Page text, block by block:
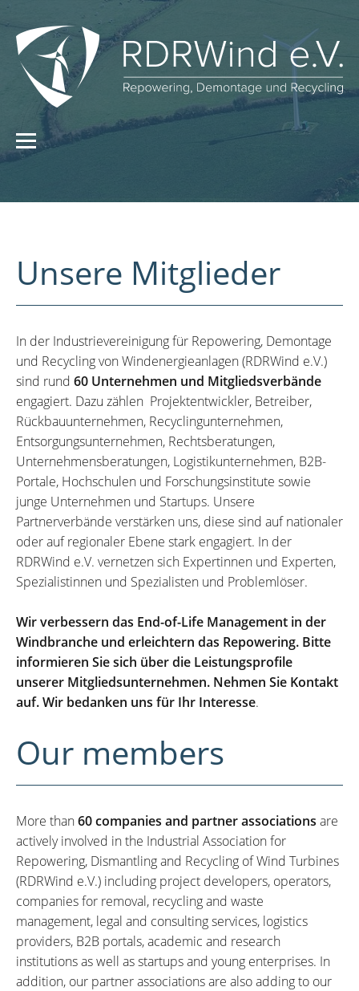
Unsere Mitglieder
In der Industrievereinigung für Repowering, Demontage
und Recycling von Windenergieanlagen (RDRWind e.V.)
sind rund 60 Unternehmen und Mitgliedsverbände
engagiert. Dazu zählen Projektentwickler, Betreiber,
Rückbauunternehmen, Recyclingunternehmen,
Entsorgungsunternehmen, Rechtsberatungen,
Unternehmensberatungen, Logistikunternehmen, B2B-
Portale, Hochschulen und Forschungsinstitute sowie
junge Unternehmen und Startups. Unsere
Partnerverbände verstärken uns, diese sind auf nationaler
oder auf regionaler Ebene stark engagiert. In der
RDRWind e.V. vernetzen sich Expertinnen und Experten,
Spezialistinnen und Spezialisten und Problemlöser.
Wir verbessern das End-of-Life Management in der
Windbranche und erleichtern das Repowering. Bitte
informieren Sie sich über die Leistungsprofile
unserer Mitgliedsunternehmen. Nehmen Sie Kontakt
auf. Wir bedanken uns für Ihr Interesse.
Our members
More than60 companies and partner associations are
actively involved in the Industrial Association for
Repowering, Dismantling and Recycling of Wind Turbines
(RDRWind e.V.) including project developers, operators,
companies for removal, recycling and waste
management, legal and consulting services, logistics
providers, B2B portals, academic and research
institutions as well as startups and young enterprises. In
addition, our partner associations are also adding to our